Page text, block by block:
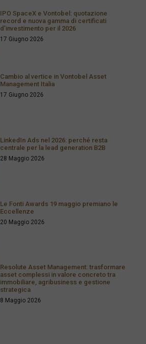
IPO SpaceX e Vontobel: quotazione
record e nuova gamma di certificati
d’investimento per il 2026
17 Giugno 2026
Cambio al vertice in Vontobel Asset
Management Italia
17 Giugno 2026
LinkedIn Ads nel 2026: perché resta
centrale per la lead generation B2B
28 Maggio 2026
Le Fonti Awards 19 maggio premiano le
Eccellenze
20 Maggio 2026
Resolute Asset Management: trasformare
asset complessi in valore concreto tra
immobiliare, agribusiness e gestione
strategica
8 Maggio 2026